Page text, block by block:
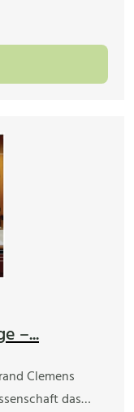
–...
Clemens
das…